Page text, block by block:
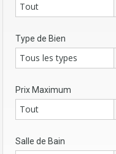
Tout
Type de Bien
Tous les types
Prix Maximum
Tout
Salle de Bain